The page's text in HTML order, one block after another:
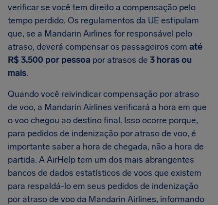
verificar se você tem direito a compensação pelo
tempo perdido. Os regulamentos da UE estipulam
que, se a Mandarin Airlines for responsável pelo
atraso, deverá compensar os passageiros com até
R$ 3.500 por pessoa por atrasos de 3 horas ou
mais.
Quando você reivindicar compensação por atraso
de voo, a Mandarin Airlines verificará a hora em que
o voo chegou ao destino final. Isso ocorre porque,
para pedidos de indenização por atraso de voo, é
importante saber a hora de chegada, não a hora de
partida. A AirHelp tem um dos mais abrangentes
bancos de dados estatísticos de voos que existem
para respaldá-lo em seus pedidos de indenização
por atraso de voo da Mandarin Airlines, informando